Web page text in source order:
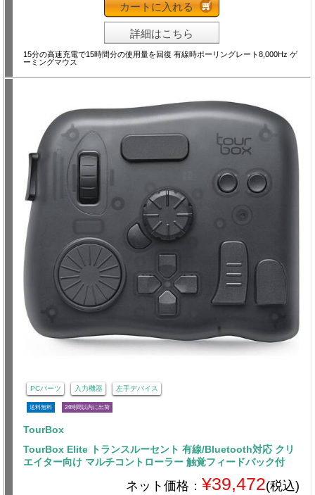
カートに入れる
詳細はこちら
15分の高速充電で15時間分の使用量を回復 有線時ポーリングレート8,000Hz ゲ
ーミングマウス
PCパーツ 入力機器 左手デバイス
送料無料 24時間以内に出荷
TourBox
TourBox Elite トランスルーセント 有線/Bluetooth対応 クリ
エイター向け マルチコントローラー 触覚フィードバック付
ネット価格： ¥39,472(税込)